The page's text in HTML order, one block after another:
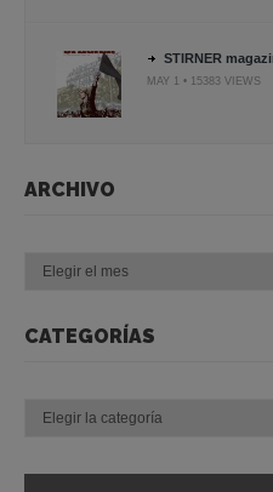
STIRNER
MAY 1 • 15383 VIEWS
ARCHIVO
CATEGORÍAS